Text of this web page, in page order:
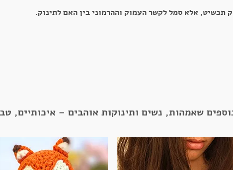
אלא סמל לקשר העמוק וההרמוני בין האם לתינוק.
שאמהות, נשים ותינוקות אוהבים – איכותיים,